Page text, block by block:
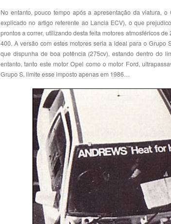
No entanto, pouco tempo após a apresentação da viatura,
explicado no artigo referente ao Lancia ECV), o que
prontos a correr, utilizando desta feita motores atmosféricos
400. A versão com estes motores seria a ideal para o Grupo
que dispunha de boa potência (275cv), estando dentro do
entanto, tanto este motor Opel como o motor Ford,
Grupo S, limite esse imposto apenas em 1986…